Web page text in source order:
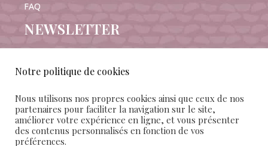
FAQ
NEWSLETTER
J'accepte de recevoir les e-mails Mañana Maison
d’édition et confirme avoir pris connaissance des
conditionsgénérales de vente et d'utilisation
Notre politique de cookies
Nous utilisons nos propres cookies ainsi que ceux de nos
partenaires pour faciliter la navigation sur le site,
améliorer votre expérience en ligne, et vous présenter
des contenus personnalisés en fonction de vos
préférences.